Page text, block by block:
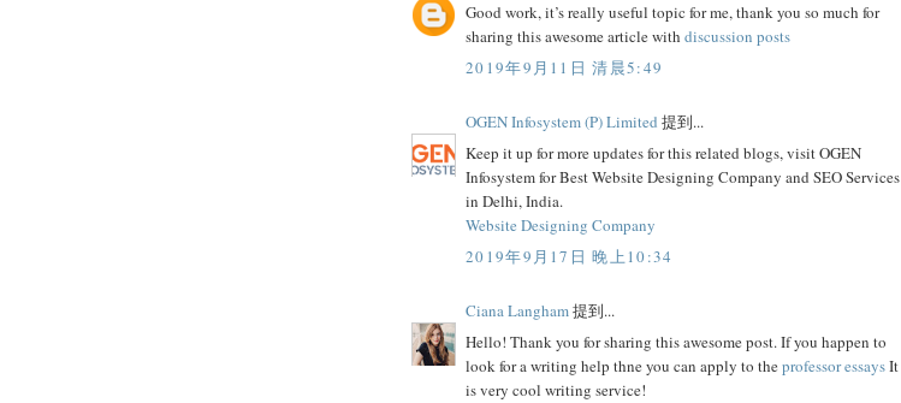
Good work, it’s really useful topic for me, thank you so much for
sharing this awesome article with discussion posts
2019年9月11日 清晨5:49
OGEN Infosystem (P) Limited 提到...
Keep it up for more updates for this related blogs, visit OGEN
Infosystem for Best Website Designing Company and SEO Services
in Delhi, India.
Website Designing Company
2019年9月17日 晚上10:34
Ciana Langham提到...
Hello! Thank you for sharing this awesome post. If you happen to
look for a writing help thne you can apply to theprofessor essaysIt
is very cool writing service!